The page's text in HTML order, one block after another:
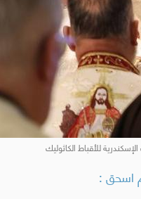
للأقباط الكاثوليك
اسحق :